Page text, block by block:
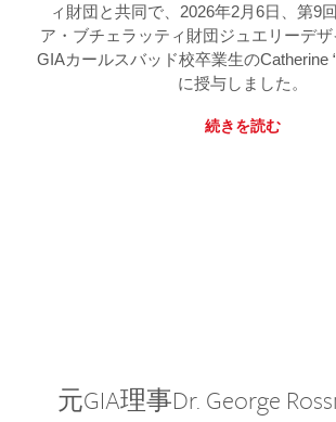
ィ財団と共同で、2026年2月6日、第9
ア・ブチェラッティ財団ジュエリーデ
GIAカールスバッド校卒業生のCatherine
に授与しました。
続きを読む
元GIA理事Dr. George